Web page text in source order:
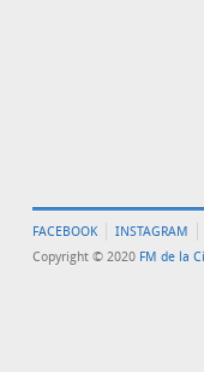
FACEBOOK INSTAGRAM
Copyright © 2020 FM de la